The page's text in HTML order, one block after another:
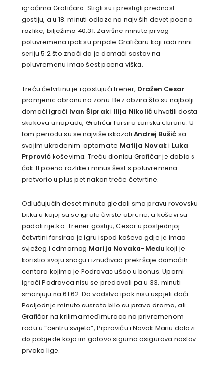
igračima Grafičara. Stigli su i prestigli prednost
gostiju, a u 18. minuti odlaze na najviših devet poena
razlike, bilježimo 40:31. Završne minute prvog
poluvremena ipak su pripale Grafičaru koji radi mini
seriju 5:2 što znači da je domaći sastav na
poluvremenu imao šest poena viška.
Treću četvrtinu je i gostujući trener, Dražen Cesar
promjenio obranu na zonu. Bez obzira što su najbolji
domaći igrači Ivan Šipraki Ilija Nikolićuhvatili dosta
skokova u napadu, Grafičar forsira zonsku obranu. U
tom periodu su se najviše iskazali Andrej Bušić sa
svojim ukradenim loptama te Matija Novaki Luka
Prprović koševima. Treću dionicu Grafičar je dobio s
čak 11 poena razlike i minus šest s poluvremena
pretvorio u plus pet nakon treće četvrtine.
Odlučujućih deset minuta gledali smo pravu rovovsku
bitku u kojoj su se igrale čvrste obrane, a koševi su
padali rijetko. Trener gostiju, Cesar u posljednjoj
četvrtini forsirao je igru ispod koševa gdje je imao
svježeg i odmornog Marija Novaka-Medu koji je
koristio svoju snagu i iznuđivao prekršaje domaćih
centara kojima je Podravac ušao u bonus. Uporni
igrači Podravca nisu se predavali pa u 33. minuti
smanjuju na 61:62. Do vodstva ipak nisu uspjeli doći.
Posljednje minute susreta bile su prava drama, ali
Grafičar na krilima međimuraca na privremenom
radu u “centru svijeta”, Prproviću i Novak Mariu dolazi
do pobjede koja im gotovo sigurno osigurava naslov
prvaka lige.